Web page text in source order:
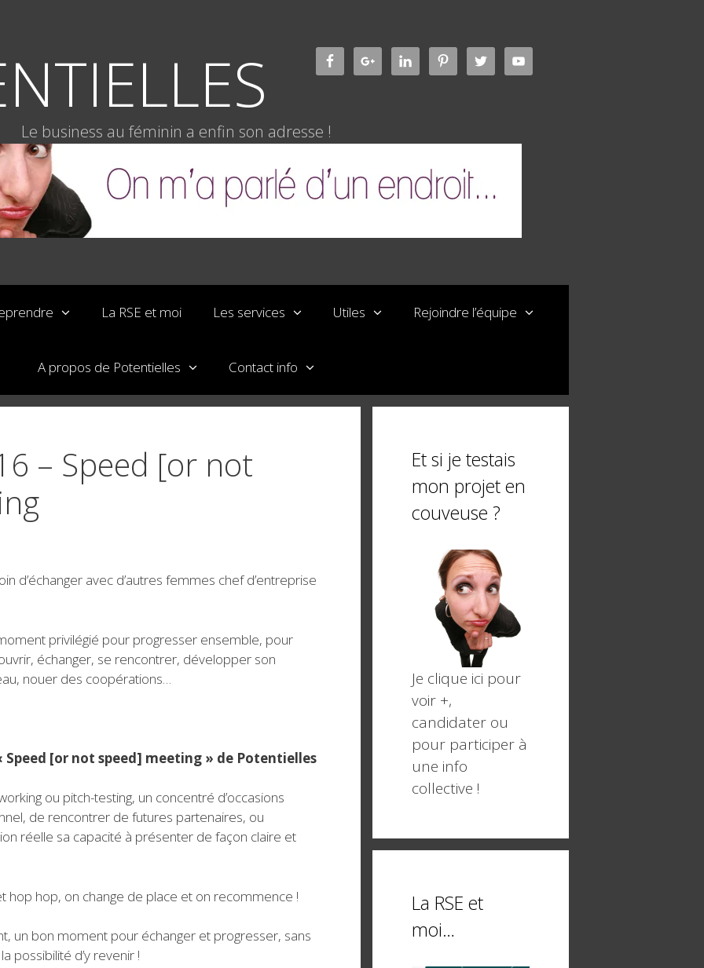
Le business au féminin a enfin son adresse !
La RSE et moi Les services Utiles Rejoindre l’équipe
A propos de Potentielles Contact info
– Speed [or not
d’échanger avec d’autres femmes chef d’entreprise
privilégié pour progresser ensemble, pour
échanger, se rencontrer, développer son
nouer des coopérations…
Speed [or not speed] meeting » de Potentielles
ou pitch-testing, un concentré d’occasions
de rencontrer de futures partenaires, ou
réelle sa capacité à présenter de façon claire et
hop hop, on change de place et on recommence !
un bon moment pour échanger et progresser, sans
possibilité d’y revenir !
Et si je testais
mon projet en
couveuse ?
Je clique ici pour
voir +,
candidater ou
pour participer à
une info
collective !
La RSE et
moi…